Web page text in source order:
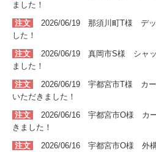
ました！
注文
2026/06/19 那須川町T様 デ
した！
注文
2026/06/19 真岡市S様 シャ
ました！
注文
2026/06/19 宇都宮市T様 カー
いただきました！
注文
2026/06/16 宇都宮市O様 カー
きました！
注文
2026/06/16 宇都宮市O様 外